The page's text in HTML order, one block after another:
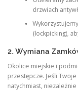
drzwiach
(lockpicking),
2. Wymiana
Okolice miejskie i
przestępcze. Jeśli
natychmiast,